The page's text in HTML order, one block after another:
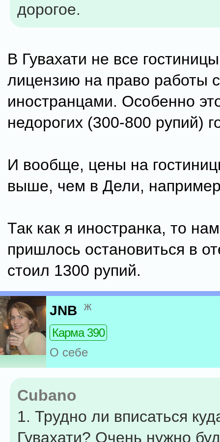
дорогое.
В Гувахати не все
лицензию на право работы с
иностранцами. Особенно
недорогих (300-800 рупий)
И вообще, цены на
выше, чем в Дели,
Так как я иностранка, то
пришлось остановиться в
стоил 1300 рупий.
JNB ж
Карма 390
О себе
Cubano
1. Трудно ли вписаться
Гувахати? Очень нужно